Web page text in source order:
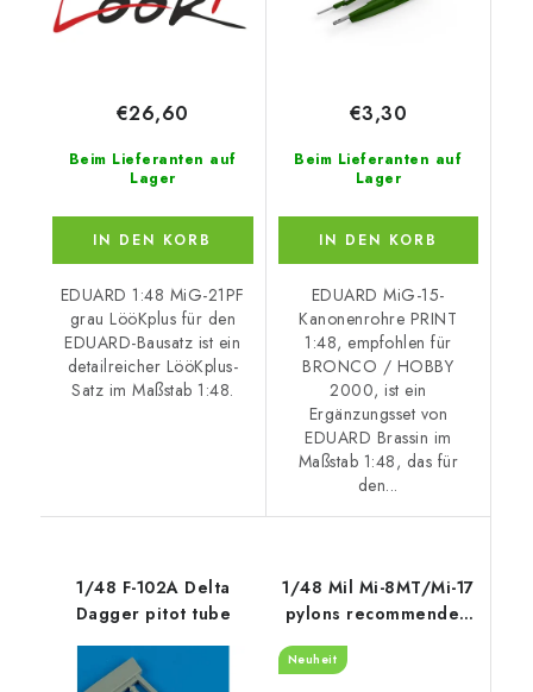
Beim Lieferanten auf
Lager
€26,60
IN DEN KORB
EDUARD 1:48 MiG-21PF
grau LööKplus für den
EDUARD-Bausatz ist ein
detailreicher LööKplus-
Satz im Maßstab 1:48.
Beim Lieferanten auf
Lager
€3,30
IN DEN KORB
EDUARD MiG-15-
Kanonenrohre PRINT
1:48, empfohlen für
BRONCO / HOBBY
2000, ist ein
Ergänzungsset von
EDUARD Brassin im
Maßstab 1:48, das für
den...
1/48 F-102A Delta
Dagger pitot tube
1/48 Mil Mi-8MT/Mi-17
pylons recommended
for Trumpeter
Neuheit